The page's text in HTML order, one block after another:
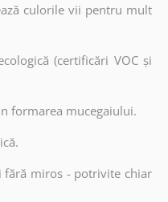
culorile vii pentru mult
(certificări VOC și
formarea mucegaiului.
fără miros - potrivite chiar